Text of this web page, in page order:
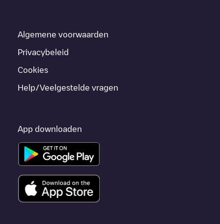
Algemene voorwaarden
Privacybeleid
Cookies
Help/Veelgestelde vragen
App downloaden